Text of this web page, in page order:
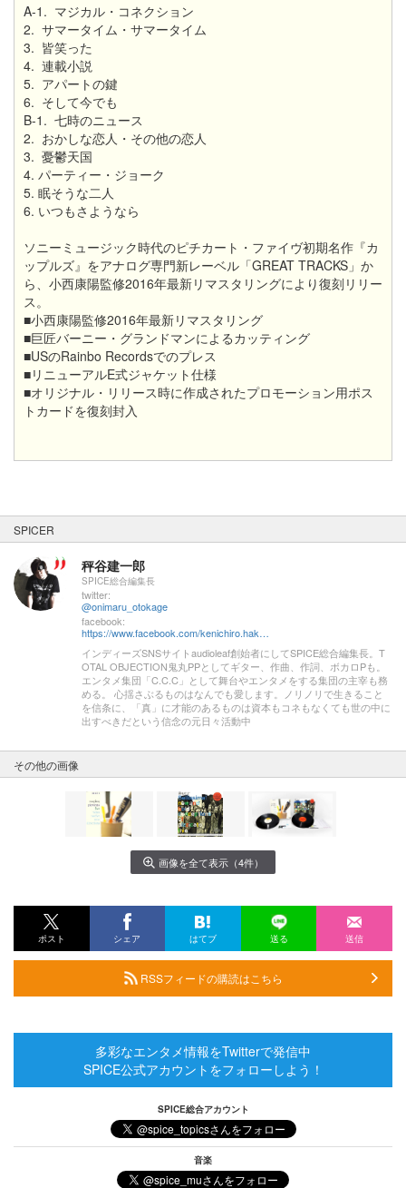
A-1. マジカル・コネクション
2. サマータイム・サマータイム
3. 皆笑った
4. 連載小説
5. アパートの鍵
6. そして今でも
B-1. 七時のニュース
2. おかしな恋人・その他の恋人
3. 憂鬱天国
4. パーティー・ジョーク
5. 眠そうな二人
6. いつもさようなら
ソニーミュージック時代のピチカート・ファイヴ初期名作『カ
ップルズ』をアナログ専門新レーベル「GREAT TRACKS」か
ら、小西康陽監修2016年最新リマスタリングにより復刻リリー
ス。
■小西康陽監修2016年最新リマスタリング
■巨匠バーニー・グランドマンによるカッティング
■USのRainbo Recordsでのプレス
■リニューアルE式ジャケット仕様
■オリジナル・リリース時に作成されたプロモーション用ポス
トカードを復刻封入
SPICER
秤谷建一郎
SPICE総合編集長
twitter:
@onimaru_otokage
facebook:
https://www.facebook.com/kenichiro.hakariya
インディーズSNSサイトaudioleaf創始者にしてSPICE総合編集長。T
OTAL OBJECTION鬼丸PPとしてギター、作曲、作詞、ボカロPも。
エンタメ集団「C.C.C」として舞台やエンタメをする集団の主宰も務
める。 心揺さぶるものはなんでも愛します。ノリノリで生きること
を信条に、「真」に才能のあるものは資本もコネもなくても世の中に
出すべきだという信念の元日々活動中
その他の画像
画像を全て表示（4件）
ポスト シェア はてブ 送る 送信
RSSフィードの購読はこちら
多彩なエンタメ情報をTwitterで発信中
SPICE公式アカウントをフォローしよう！
SPICE総合アカウント
音楽